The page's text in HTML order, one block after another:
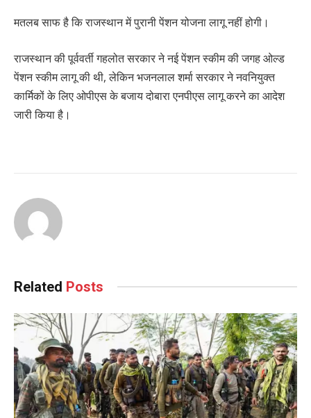
मतलब साफ है कि राजस्थान में पुरानी पेंशन योजना लागू नहीं होगी।
राजस्थान की पूर्ववर्ती गहलोत सरकार ने नई पेंशन स्कीम की जगह ओल्ड
पेंशन स्कीम लागू की थी, लेकिन भजनलाल शर्मा सरकार ने नवनियुक्त
कार्मिकों के लिए ओपीएस के बजाय दोबारा एनपीएस लागू करने का आदेश
जारी किया है।
Related Posts